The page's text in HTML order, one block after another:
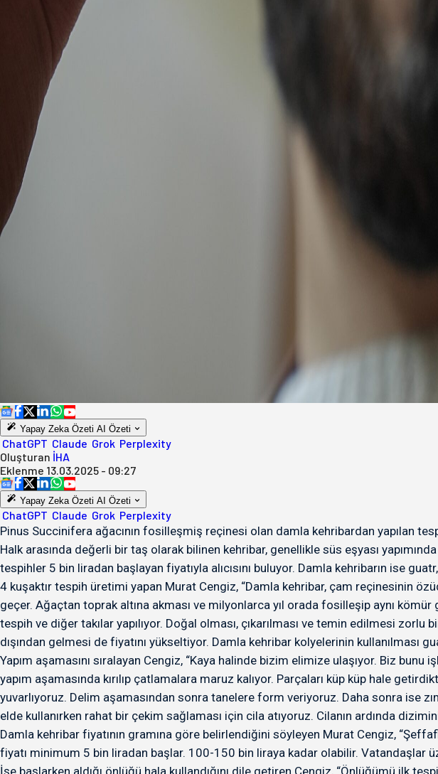
Yapay Zeka Özeti AI Özeti
ChatGPT Claude Grok Perplexity
Oluşturan İHA
Eklenme 13.03.2025 - 09:27
Yapay Zeka Özeti AI Özeti
ChatGPT Claude Grok Perplexity
Pinus Succinifera ağacının fosilleşmiş reçinesi olan damla kehribardan yapılan
Halk arasında değerli bir taş olarak bilinen kehribar, genellikle süs eşyası
tespihler 5 bin liradan başlayan fiyatıyla alıcısını buluyor. Damla kehribarın ise
4 kuşaktır tespih üretimi yapan Murat Cengiz, “Damla kehribar, çam reçinesinin
geçer. Ağaçtan toprak altına akması ve milyonlarca yıl orada fosilleşip aynı
tespih ve diğer takılar yapılıyor. Doğal olması, çıkarılması ve temin edilmesi zorlu
dışından gelmesi de fiyatını yükseltiyor. Damla kehribar kolyelerinin kullanılması
Yapım aşamasını sıralayan Cengiz, “Kaya halinde bizim elimize ulaşıyor. Biz
yapım aşamasında kırılıp çatlamalara maruz kalıyor. Parçaları küp küp hale
yuvarlıyoruz. Delim aşamasından sonra tanelere form veriyoruz. Daha sonra ise
elde kullanırken rahat bir çekim sağlaması için cila atıyoruz. Cilanın ardında
Damla kehribar fiyatının gramına göre belirlendiğini söyleyen Murat Cengiz,
fiyatı minimum 5 bin liradan başlar. 100-150 bin liraya kadar olabilir. Vatandaşlar
İşe başlarken aldığı önlüğü hala kullandığını dile getiren Cengiz, “Önlüğümü ilk